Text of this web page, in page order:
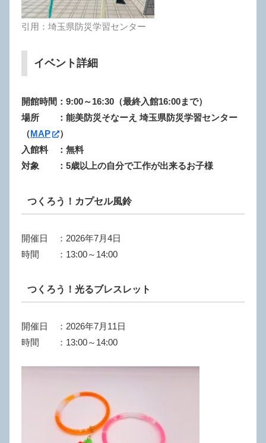
引用：埼玉県防災学習センター
イベント詳細
開館時間：9:00～16:30（最終入館16:00まで）
場所 ： 能美防災そなーえ 埼玉県防災学習センター
（MAP
）
入館料 ：無料
対象 ：5歳以上の自分で工作が出来るお子様
つくろう！カプセル風鈴
開催日 ：2026年7月4日
時間 ：13:00～14:00
つくろう！光るブレスレット
開催日 ：2026年7月11日
時間 ：13:00～14:00